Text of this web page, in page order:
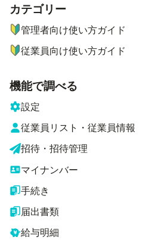
ナビゲーションメニュー
カテゴリー
管理者向け使い方ガイド
従業員向け使い方ガイド
機能で調べる
設定
従業員リスト・従業員情報
招待・招待管理
マイナンバー
手続き
届出書類
給与明細